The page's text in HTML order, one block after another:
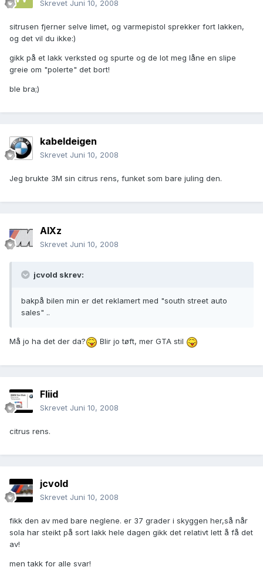
Skrevet Juni 10, 2008
sitrusen fjerner selve limet, og varmepistol sprekker fort lakken,
og det vil du ikke:)
gikk på et lakk verksted og spurte og de lot meg låne en slipe
greie om "polerte" det bort!
ble bra;)
kabeldeigen
Skrevet Juni 10, 2008
Jeg brukte 3M sin citrus rens, funket som bare juling den.
AlXz
Skrevet Juni 10, 2008
jcvold skrev:
bakpå bilen min er det reklamert med "south street auto
sales" ..
Må jo ha det der da? Blir jo tøft, mer GTA stil
Fliid
Skrevet Juni 10, 2008
citrus rens.
jcvold
Skrevet Juni 10, 2008
fikk den av med bare neglene. er 37 grader i skyggen her,så når
sola har steikt på sort lakk hele dagen gikk det relativt lett å få det
av!
men takk for alle svar!